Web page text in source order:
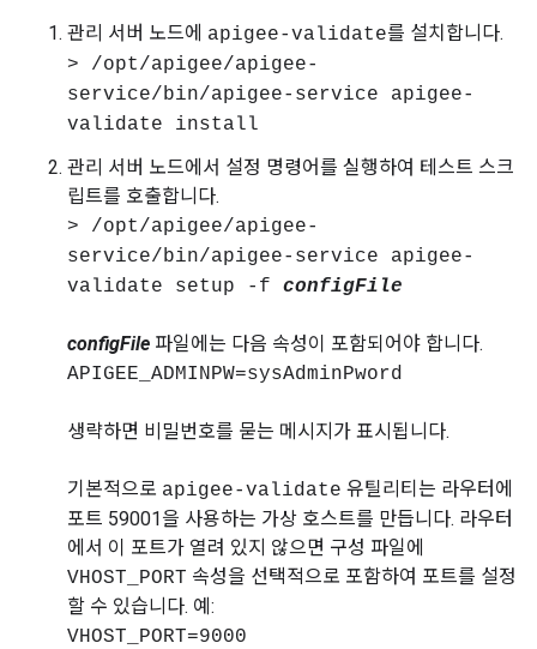
관리 서버 노드에 apigee-validate를 설치합니다.
> /opt/apigee/apigee-
service/bin/apigee-service apigee-
validate install
관리 서버 노드에서 설정 명령어를 실행하여 테스트 스크
립트를 호출합니다.
> /opt/apigee/apigee-
service/bin/apigee-service apigee-
validate setup -f configFile
configFile 파일에는 다음 속성이 포함되어야 합니다.
APIGEE_ADMINPW=sysAdminPword
생략하면 비밀번호를 묻는 메시지가 표시됩니다.
기본적으로 apigee-validate 유틸리티는 라우터에
포트 59001을 사용하는 가상 호스트를 만듭니다. 라우터
에서 이 포트가 열려 있지 않으면 구성 파일에
VHOST_PORT 속성을 선택적으로 포함하여 포트를 설정
할 수 있습니다. 예:
VHOST_PORT=9000